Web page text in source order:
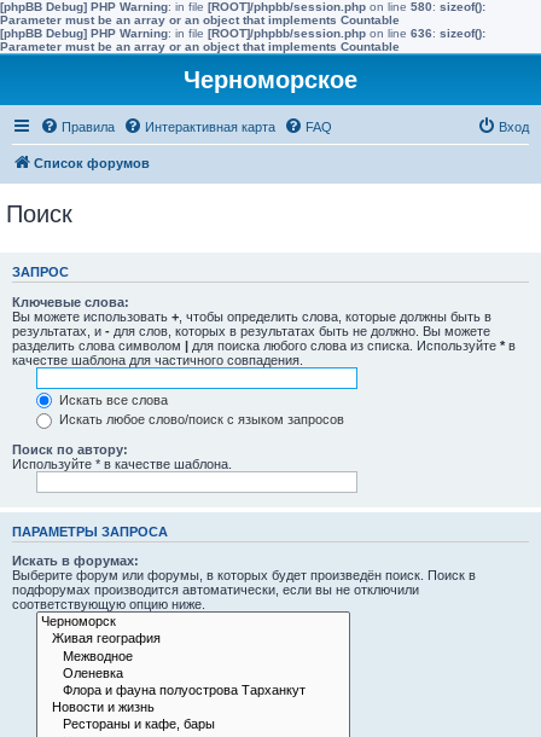
[phpBB Debug] PHP Warning: in file [ROOT]/phpbb/session.php on line 580: sizeof():
Parameter must be an array or an object that implements Countable
[phpBB Debug] PHP Warning: in file [ROOT]/phpbb/session.php on line 636: sizeof():
Parameter must be an array or an object that implements Countable
Черноморское
Правила Интерактивная карта FAQ Вход
Список форумов
Поиск
ЗАПРОС
Ключевые слова:
Вы можете использовать + , чтобы определить слова, которые должны быть в
результатах, и - для слов, которых в результатах быть не должно. Вы можете
разделить слова символом | для поиска любого слова из списка. Используйте * в
качестве шаблона для частичного совпадения.
Искать все слова
Искать любое слово/поиск с языком запросов
Поиск по автору:
Используйте * в качестве шаблона.
ПАРАМЕТРЫ ЗАПРОСА
Искать в форумах:
Выберите форум или форумы, в которых будет произведён поиск. Поиск в
подфорумах производится автоматически, если вы не отключили
соответствующую опцию ниже.